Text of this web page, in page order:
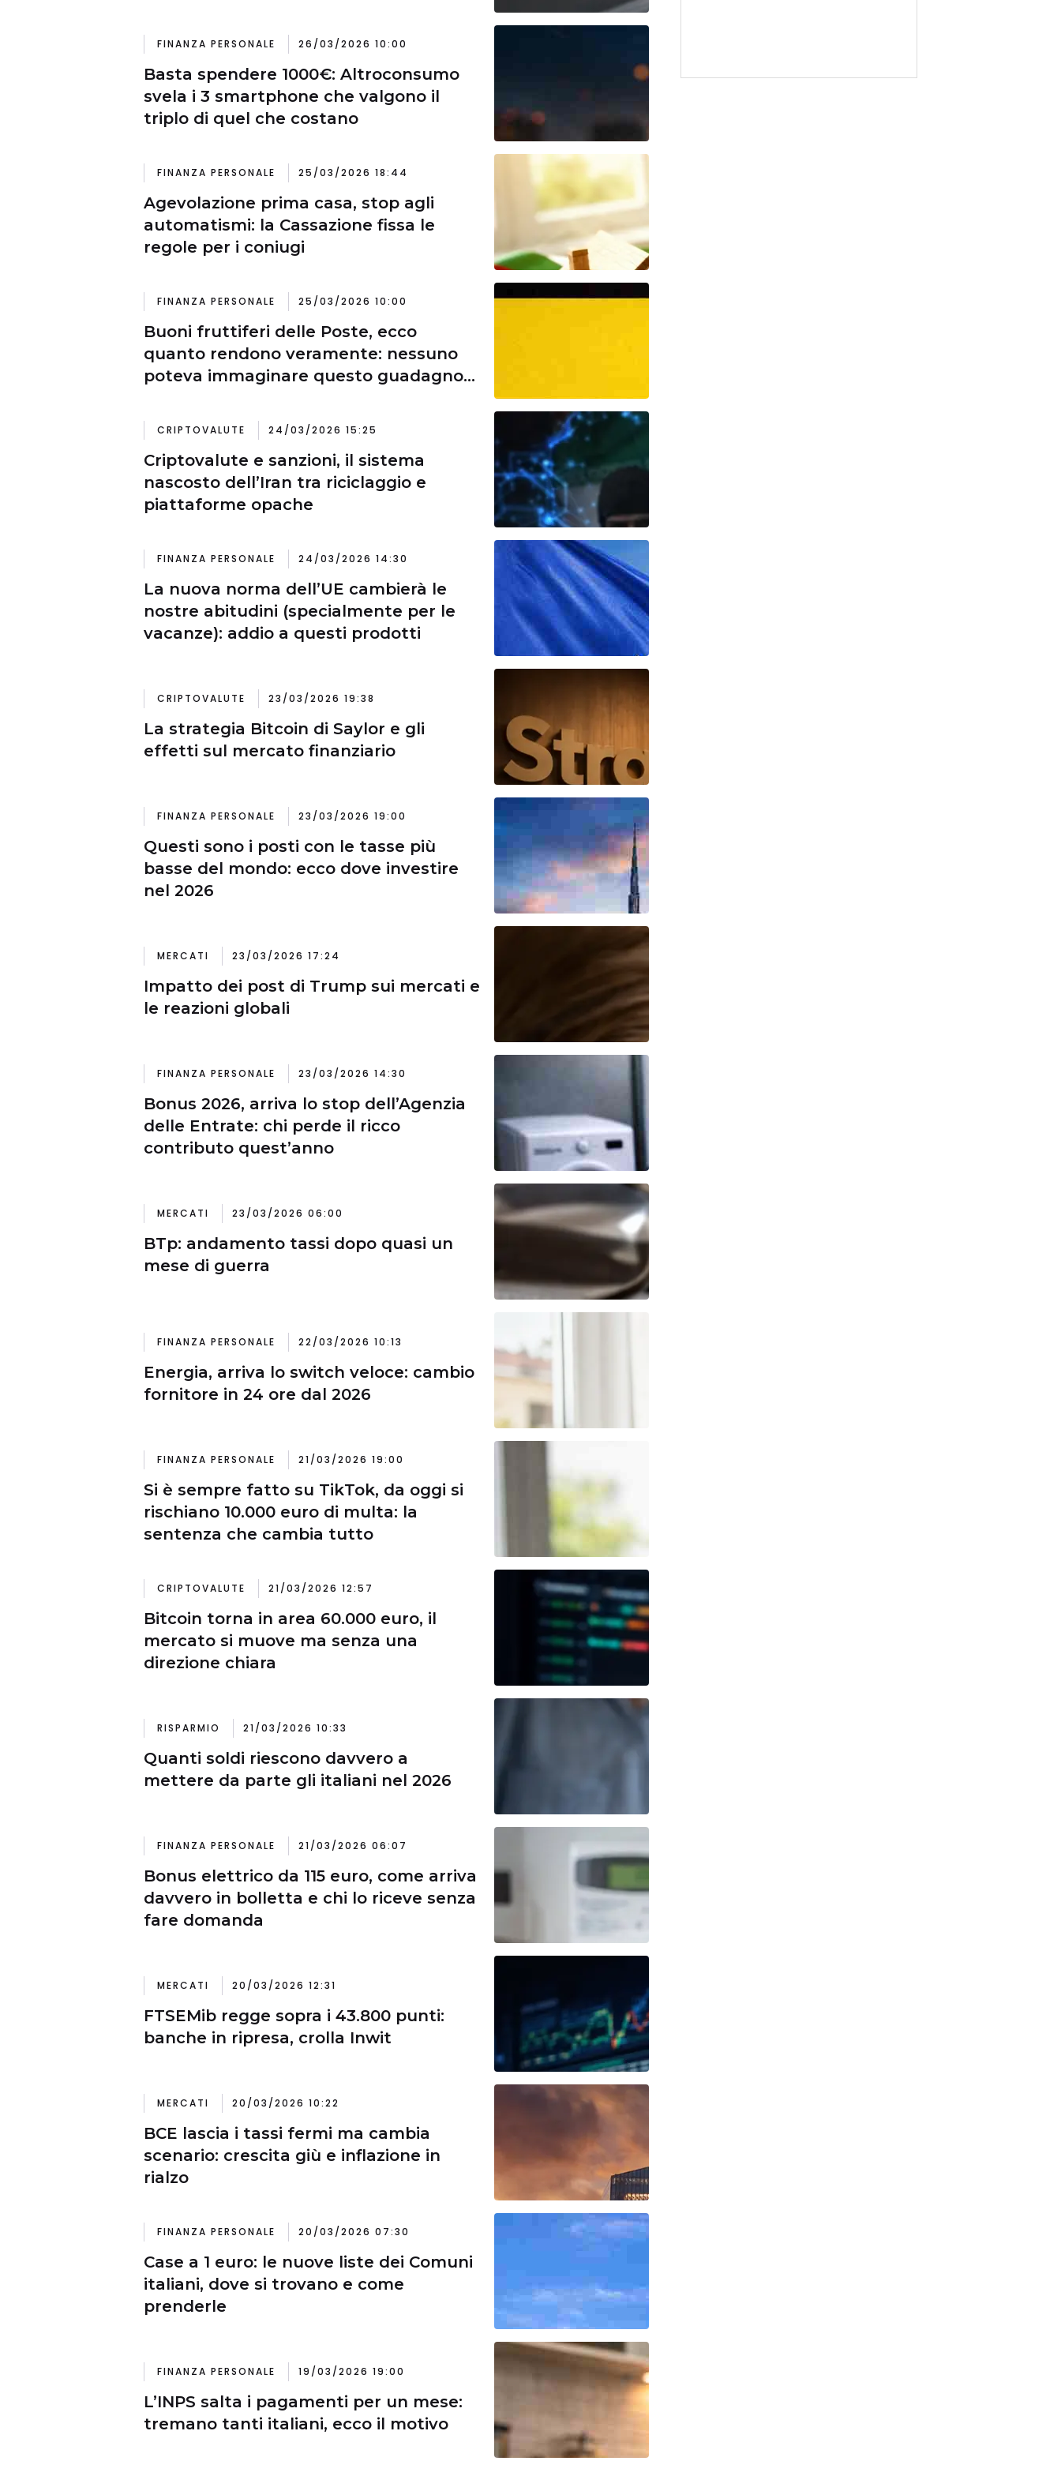
FINANZA PERSONALE 26/03/2026 10:00
Basta spendere 1000€: Altroconsumo
svela i 3 smartphone che valgono il
triplo di quel che costano
FINANZA PERSONALE 25/03/2026 18:44
Agevolazione prima casa, stop agli
automatismi: la Cassazione fissa le
regole per i coniugi
FINANZA PERSONALE 25/03/2026 10:00
Buoni fruttiferi delle Poste, ecco
quanto rendono veramente: nessuno
poteva immaginare questo guadagno
CRIPTOVALUTE 24/03/2026 15:25
Criptovalute e sanzioni, il sistema
nascosto dell’Iran tra riciclaggio e
piattaforme opache
FINANZA PERSONALE 24/03/2026 14:30
La nuova norma dell’UE cambierà le
nostre abitudini (specialmente per le
vacanze): addio a questi prodotti
CRIPTOVALUTE 23/03/2026 19:38
La strategia Bitcoin di Saylor e gli
effetti sul mercato finanziario
FINANZA PERSONALE 23/03/2026 19:00
Questi sono i posti con le tasse più
basse del mondo: ecco dove investire
nel 2026
MERCATI 23/03/2026 17:24
Impatto dei post di Trump sui mercati e
le reazioni globali
FINANZA PERSONALE 23/03/2026 14:30
Bonus 2026, arriva lo stop dell’Agenzia
delle Entrate: chi perde il ricco
contributo quest’anno
MERCATI 23/03/2026 06:00
BTp: andamento tassi dopo quasi un
mese di guerra
FINANZA PERSONALE 22/03/2026 10:13
Energia, arriva lo switch veloce: cambio
fornitore in 24 ore dal 2026
FINANZA PERSONALE 21/03/2026 19:00
Si è sempre fatto su TikTok, da oggi si
rischiano 10.000 euro di multa: la
sentenza che cambia tutto
CRIPTOVALUTE 21/03/2026 12:57
Bitcoin torna in area 60.000 euro, il
mercato si muove ma senza una
direzione chiara
RISPARMIO 21/03/2026 10:33
Quanti soldi riescono davvero a
mettere da parte gli italiani nel 2026
FINANZA PERSONALE 21/03/2026 06:07
Bonus elettrico da 115 euro, come arriva
davvero in bolletta e chi lo riceve senza
fare domanda
MERCATI 20/03/2026 12:31
FTSEMib regge sopra i 43.800 punti:
banche in ripresa, crolla Inwit
MERCATI 20/03/2026 10:22
BCE lascia i tassi fermi ma cambia
scenario: crescita giù e inflazione in
rialzo
FINANZA PERSONALE 20/03/2026 07:30
Case a 1 euro: le nuove liste dei Comuni
italiani, dove si trovano e come
prenderle
FINANZA PERSONALE 19/03/2026 19:00
L’INPS salta i pagamenti per un mese:
tremano tanti italiani, ecco il motivo